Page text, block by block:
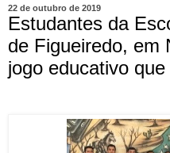
22 de outubro de 2019
Estudantes da
de Figueiredo, em
jogo educativo